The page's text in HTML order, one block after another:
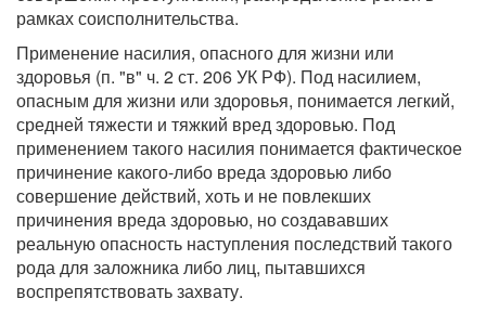
рамках соисполнительства.
Применение насилия, опасного для жизни или
здоровья (п. "в" ч. 2 ст. 206 УК РФ). Под насилием,
опасным для жизни или здоровья, понимается легкий,
средней тяжести и тяжкий вред здоровью. Под
применением такого насилия понимается фактическое
причинение какого-либо вреда здоровью либо
совершение действий, хоть и не повлекших
причинения вреда здоровью, но создававших
реальную опасность наступления последствий такого
рода для заложника либо лиц, пытавшихся
воспрепятствовать захвату.